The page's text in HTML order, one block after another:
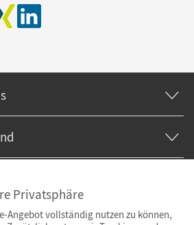
Privatsphäre
Angebot vollständig nutzen zu können,